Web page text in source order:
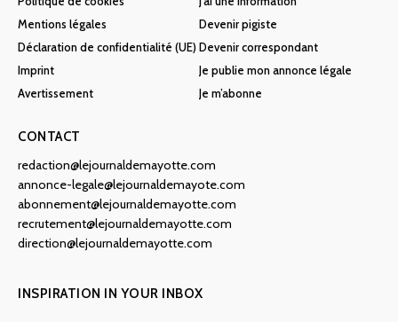
Mentions légales
Déclaration de confidentialité (UE)
Imprint
Avertissement
Devenir pigiste
Devenir correspondant
Je publie mon annonce légale
Je m’abonne
CONTACT
redaction@lejournaldemayotte.com
annonce-legale@lejournaldemayote.com
abonnement@lejournaldemayotte.com
recrutement@lejournaldemayotte.com
direction@lejournaldemayotte.com
INSPIRATION IN YOUR INBOX